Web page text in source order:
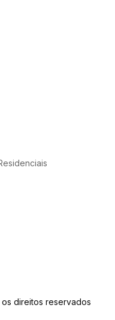
direitos reservados